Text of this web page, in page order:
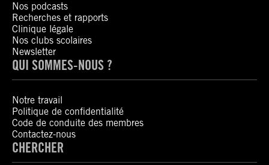
Nos podcasts
Recherches et rapports
Clinique légale
Nos clubs scolaires
Newsletter
QUI SOMMES-NOUS ?
Notre travail
Politique de confidentialité
Code de conduite des membres
Contactez-nous
CHERCHER